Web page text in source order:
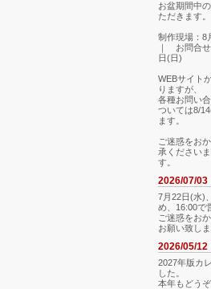
お盆期間中
ただきます。
制作現場：
｜ お問合
日(日)
WEBサイト
りますが、
各種お問い
ついては8/
ます。
ご迷惑をお
承ください
す。
2026/07/03
7月22日(水)
め、16:00で
ご迷惑をお
お願い致しま
2026/05/12
2027年版カ
した。
本年もどう